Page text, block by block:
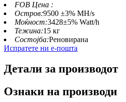
FOB Цена :
Остров:9500 ±3% MH/s
Моќност:3428±5% Watt/h
Тежина:15 кг
Состојба:Реновирана
Испратете ни е-пошта
Детали за производот
Ознаки на производи